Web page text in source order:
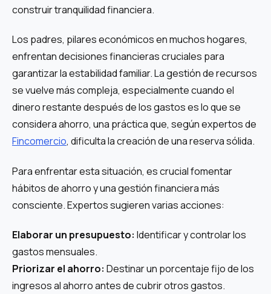
construir tranquilidad financiera.
Los padres, pilares económicos en muchos hogares,
enfrentan decisiones financieras cruciales para
garantizar la estabilidad familiar. La gestión de recursos
se vuelve más compleja, especialmente cuando el
dinero restante después de los gastos es lo que se
considera ahorro, una práctica que, según expertos de
Fincomercio, dificulta la creación de una reserva sólida.
Para enfrentar esta situación, es crucial fomentar
hábitos de ahorro y una gestión financiera más
consciente. Expertos sugieren varias acciones:
Elaborar un presupuesto: Identificar y controlar los
gastos mensuales.
Priorizar el ahorro: Destinar un porcentaje fijo de los
ingresos al ahorro antes de cubrir otros gastos.